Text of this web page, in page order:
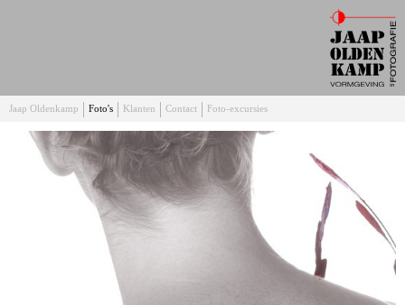
Jaap Oldenkamp Foto's Klanten Contact Foto-excursies